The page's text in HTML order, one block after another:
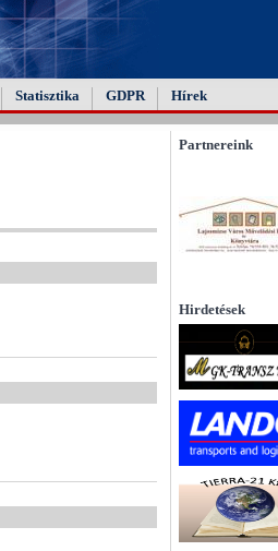
Statisztika GDPR Hírek
Partnereink
Hirdetések